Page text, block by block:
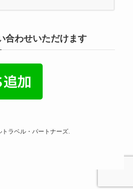
合わせいただけます
ラベル・パートナーズ.